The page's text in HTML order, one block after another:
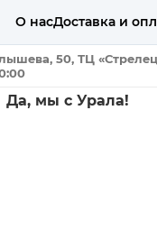
О насДоставка и
50, ТЦ
Да, мы с Урала!